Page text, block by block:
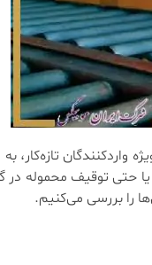
واردکنندگان تازه‌کار،
یا حتی توقیف محموله
را بررسی می‌کنیم.